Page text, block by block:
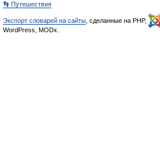
👣 Путешествия
Экспорт словарей на сайты , сделанные на PHP,
WordPress, MODx.